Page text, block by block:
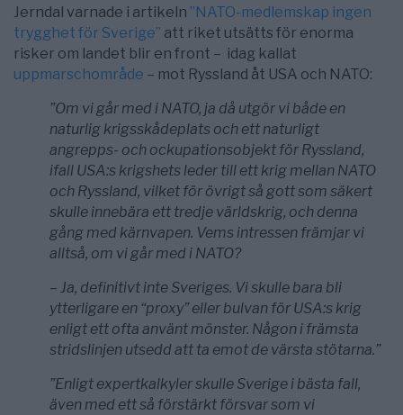
Jerndal varnade i artikeln ”NATO-medlemskap ingen
trygghet för Sverige” att riket utsätts för enorma
risker om landet blir en front – idag kallat
uppmarschområde – mot Ryssland åt USA och NATO:
”Om vi går med i NATO, ja då utgör vi både en
naturlig krigsskådeplats och ett naturligt
angrepps- och ockupationsobjekt för Ryssland,
ifall USA:s krigshets leder till ett krig mellan NATO
och Ryssland, vilket för övrigt så gott som säkert
skulle innebära ett tredje världskrig, och denna
gång med kärnvapen. Vems intressen främjar vi
alltså, om vi går med i NATO?
– Ja, definitivt inte Sveriges. Vi skulle bara bli
ytterligare en “proxy” eller bulvan för USA:s krig
enligt ett ofta använt mönster. Någon i främsta
stridslinjen utsedd att ta emot de värsta stötarna.”
”Enligt expertkalkyler skulle Sverige i bästa fall,
även med ett så förstärkt försvar som vi